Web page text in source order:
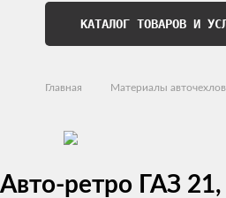
КАТАЛОГ ТОВАРОВ И
Главная Материалы авточехлов
Авто-ретро ГАЗ